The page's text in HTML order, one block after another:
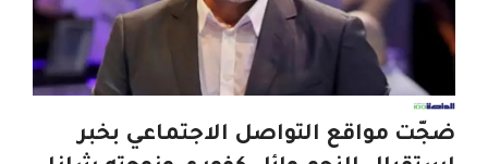
ضجّت مواقع التواصل الاجتماعي بخبر